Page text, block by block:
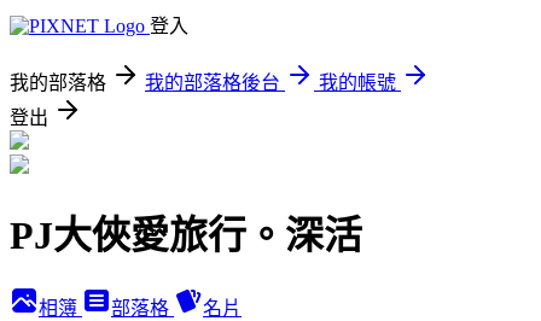
登入
我的部落格 我的部落格後台
我的帳號
登出
PJ大俠愛旅行。深活
相簿 部落格 名片